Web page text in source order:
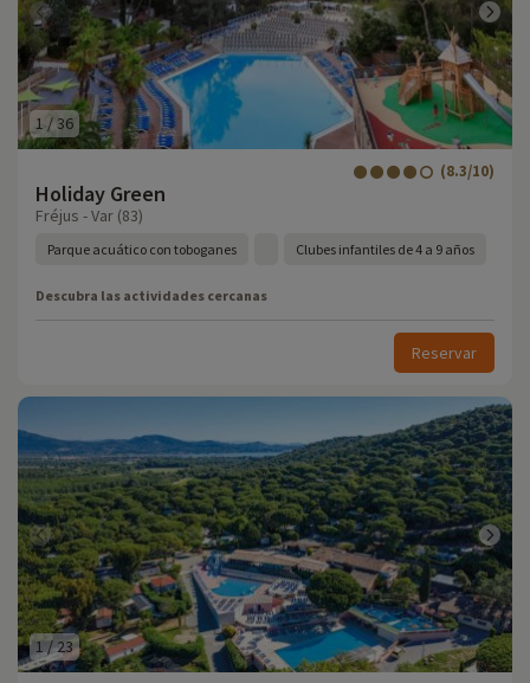
1 /36
Holiday Green
(8.3/10)
Fréjus - Var (83)
Parque acuático con toboganes Clubes infantiles de 4 a 9 años
Descubra las actividades cercanas
Reservar
1 /23